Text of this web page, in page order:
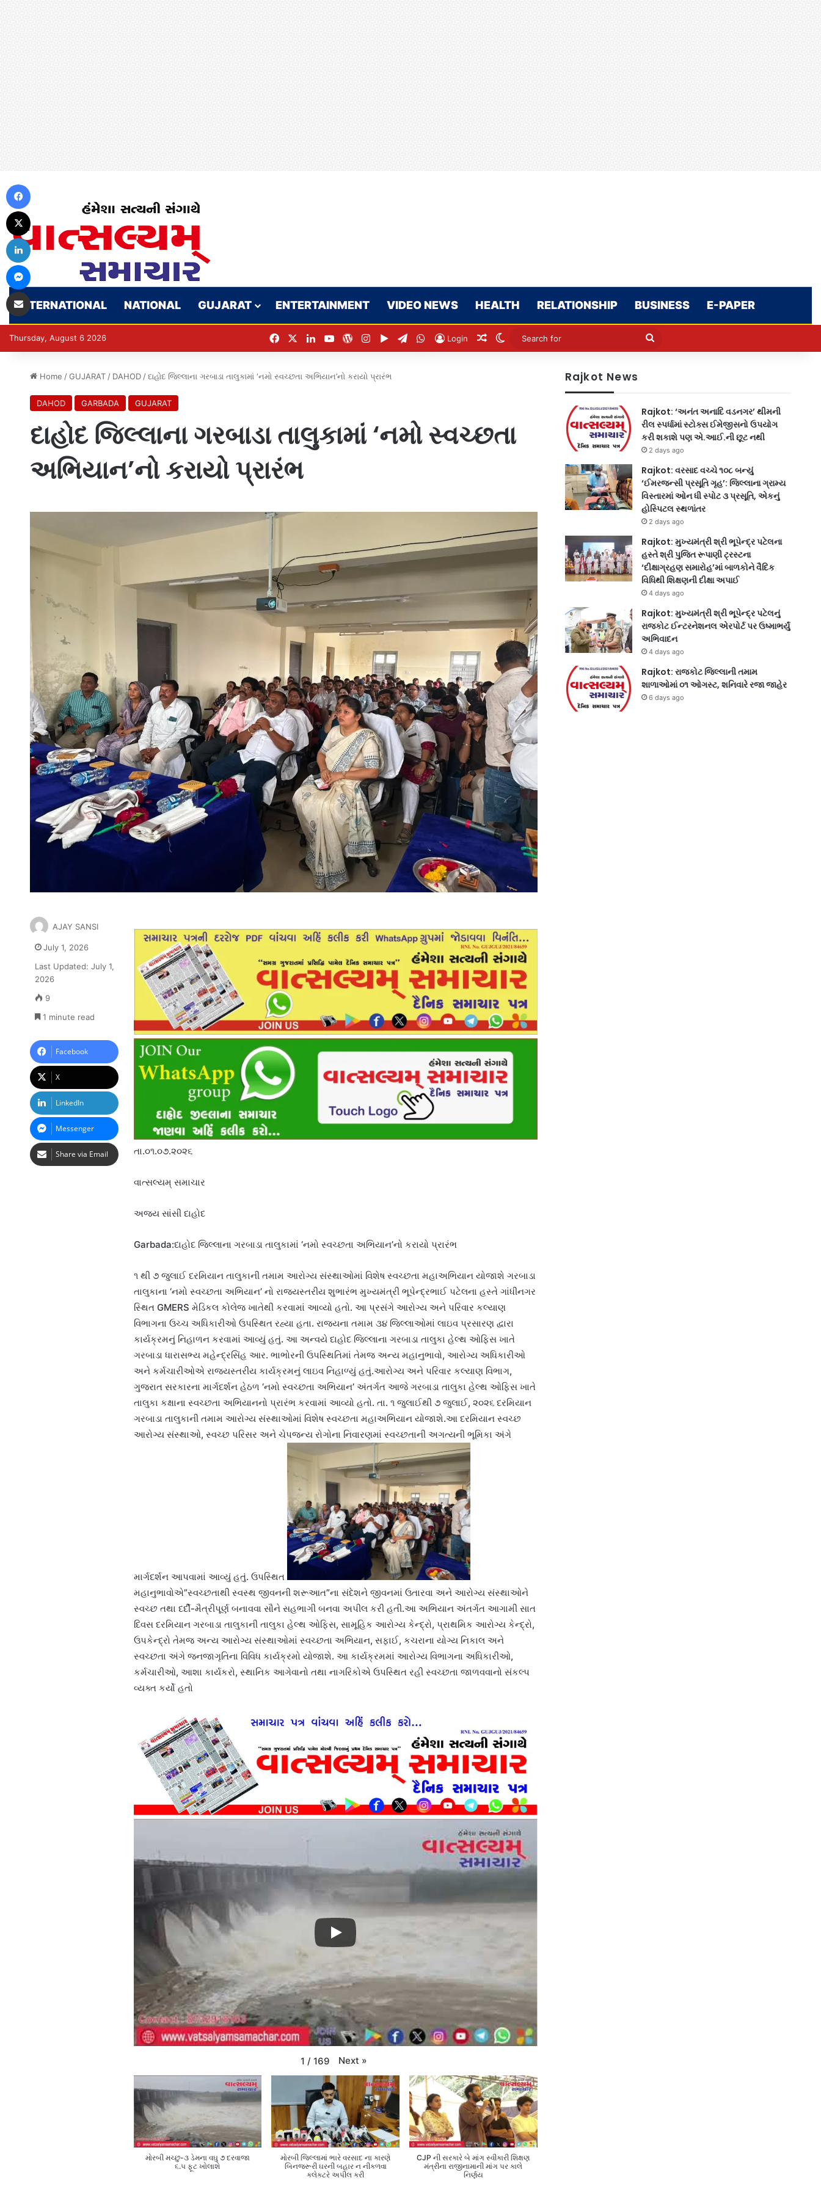
INTERNATIONAL NATIONAL GUJARAT ENTERTAINMENT VIDEO NEWS HEALTH RELATIONSHIP BUSINESS E-PAPER
Thursday, August 6 2026 FacebookLinkedInYouTubeWordPress
Instagram
Google Play
TelegramWhatsApp
Login Random Article
Switch skin
Search
Home / GUJARAT / DAHOD / દાહોદ જિલ્લાના ગરબાડા તાલુકામાં ‘નમો સ્વચ્છતા અભિયાન’નો કરાયો પ્રારંભ
DAHOD GARBADA GUJARAT
દાહોદ જિલ્લાના ગરબાડા તાલુકામાં ‘નમો સ્વચ્છતા
અભિયાન’નો કરાયો પ્રારંભ
તા.૦૧.૦૭.૨૦૨૬
વાત્સલ્યમ્ સમાચાર
અજય સાંસી દાહોદ
Garbada:દાહોદ જિલ્લાના ગરબાડા તાલુકામાં ‘નમો સ્વચ્છતા અભિયાન’નો કરાયો પ્રારંભ
૧ થી ૭ જુલાઈ દરમિયાન તાલુકાની તમામ આરોગ્ય સંસ્થાઓમાં વિશેષ સ્વચ્છતા મહાઅભિયાન યોજાશે ગરબાડા
તાલુકાના ‘નમો સ્વચ્છતા અભિયાન’ નો રાજ્યસ્તરીય શુભારંભ મુખ્યમંત્રી ભૂપેન્દ્રભાઈ પટેલના હસ્તે ગાંધીનગર
સ્થિત GMERS મેડિકલ કોલેજ ખાતેથી કરવામાં આવ્યો હતો. આ પ્રસંગે આરોગ્ય અને પરિવાર કલ્યાણ
વિભાગના ઉચ્ચ અધિકારીઓ ઉપસ્થિત રહ્યા હતા. રાજ્યના તમામ ૩૪ જિલ્લાઓમાં લાઇવ પ્રસારણ દ્વારા
કાર્યક્રમનું નિહાળન કરવામાં આવ્યું હતું. આ અન્વયે દાહોદ જિલ્લાના ગરબાડા તાલુકા હેલ્થ ઓફિસ ખાતે
ગરબાડા ધારાસભ્ય મહેન્દ્રસિંહ આર. ભાભોરની ઉપસ્થિતિમાં તેમજ અન્ય મહાનુભાવો, આરોગ્ય અધિકારીઓ
અને કર્મચારીઓએ રાજ્યસ્તરીય કાર્યક્રમનું લાઇવ નિહાળ્યું હતું.આરોગ્ય અને પરિવાર કલ્યાણ વિભાગ,
ગુજરાત સરકારના માર્ગદર્શન હેઠળ ‘નમો સ્વચ્છતા અભિયાન’ અંતર્ગત આજે ગરબાડા તાલુકા હેલ્થ ઓફિસ ખાતે
તાલુકા કક્ષાના સ્વચ્છતા અભિયાનનો પ્રારંભ કરવામાં આવ્યો હતો. તા. ૧ જુલાઈથી ૭ જુલાઈ, ૨૦૨૬ દરમિયાન
ગરબાડા તાલુકાની તમામ આરોગ્ય સંસ્થાઓમાં વિશેષ સ્વચ્છતા મહાઅભિયાન યોજાશે.આ દરમિયાન સ્વચ્છ
આરોગ્ય સંસ્થાઓ, સ્વચ્છ પરિસર અને ચેપજન્ય રોગોના નિવારણમાં સ્વચ્છતાની અગત્યની ભૂમિકા અંગે
માર્ગદર્શન આપવામાં આવ્યું હતું. ઉપસ્થિત
મહાનુભાવોએ”સ્વચ્છતાથી સ્વસ્થ જીવનની શરૂઆત”ના સંદેશને જીવનમાં ઉતારવા અને આરોગ્ય સંસ્થાઓને
સ્વચ્છ તથા દર્દી-મૈત્રીપૂર્ણ બનાવવા સૌને સહભાગી બનવા અપીલ કરી હતી.આ અભિયાન અંતર્ગત આગામી સાત
દિવસ દરમિયાન ગરબાડા તાલુકાની તાલુકા હેલ્થ ઓફિસ, સામૂહિક આરોગ્ય કેન્દ્રો, પ્રાથમિક આરોગ્ય કેન્દ્રો,
ઉપકેન્દ્રો તેમજ અન્ય આરોગ્ય સંસ્થાઓમાં સ્વચ્છતા અભિયાન, સફાઈ, કચરાના યોગ્ય નિકાલ અને
સ્વચ્છતા અંગે જનજાગૃતિના વિવિધ કાર્યક્રમો યોજાશે. આ કાર્યક્રમમાં આરોગ્ય વિભાગના અધિકારીઓ,
કર્મચારીઓ, આશા કાર્યકરો, સ્થાનિક આગેવાનો તથા નાગરિકોએ ઉપસ્થિત રહી સ્વચ્છતા જાળવવાનો સંકલ્પ
વ્યક્ત કર્યો હતો
1 / 169 Next »
મોરબી મચ્છુ-૩ ડેમના વઘુ ૭ દરવાજા
૬.૫ ફૂટ ખોલાશે
મોરબી જિલ્લામાં ભારે વરસાદ ના કારણે
બિનજરૂરી ઘરની બહાર ન નીકળવા
કલેક્ટરે અપીલ કરી
CJP ની સરકારે બે માંગ સ્વીકારી શિક્ષણ
મંત્રીના રાજીનામાની માંગ પર કાલે
નિર્ણય
AJAY SANSI
July 1, 2026
Last Updated: July 1,
2026
9
1 minute read
Facebook
X
LinkedIn
Messenger
Share via Email
Rajkot News
Rajkot: ‘અનંત અનાદિ વડનગર’ થીમની
રીલ સ્પર્ધામાં સ્ટોક્સ ઈમેજીસનો ઉપયોગ
કરી શકાશે પણ એ.આઈ.ની છૂટ નથી
2 days ago
Rajkot: વરસાદ વચ્ચે ૧૦૮ બન્યું
‘ઈમરજન્સી પ્રસૂતિ ગૃહ’: જિલ્લાના ગ્રામ્ય
વિસ્તારમાં ઓન ધી સ્પોટ ૩ પ્રસૂતિ, એકનું
હોસ્પિટલ સ્થળાંતર
2 days ago
Rajkot: મુખ્યમંત્રી શ્રી ભૂપેન્દ્ર પટેલના
હસ્તે શ્રી પુજિત રૂપાણી ટ્રસ્ટના
‘દીક્ષાગ્રહણ સમારોહ’માં બાળકોને વૈદિક
વિધિથી શિક્ષણની દીક્ષા અપાઈ
4 days ago
Rajkot: મુખ્યમંત્રી શ્રી ભૂપેન્દ્ર પટેલનું
રાજકોટ ઈન્ટરનેશનલ એરપોર્ટ પર ઉષ્માભર્યું
અભિવાદન
4 days ago
Rajkot: રાજકોટ જિલ્લાની તમામ
શાળાઓમાં ૦૧ ઓગસ્ટ, શનિવારે રજા જાહેર
6 days ago
LinkedIn